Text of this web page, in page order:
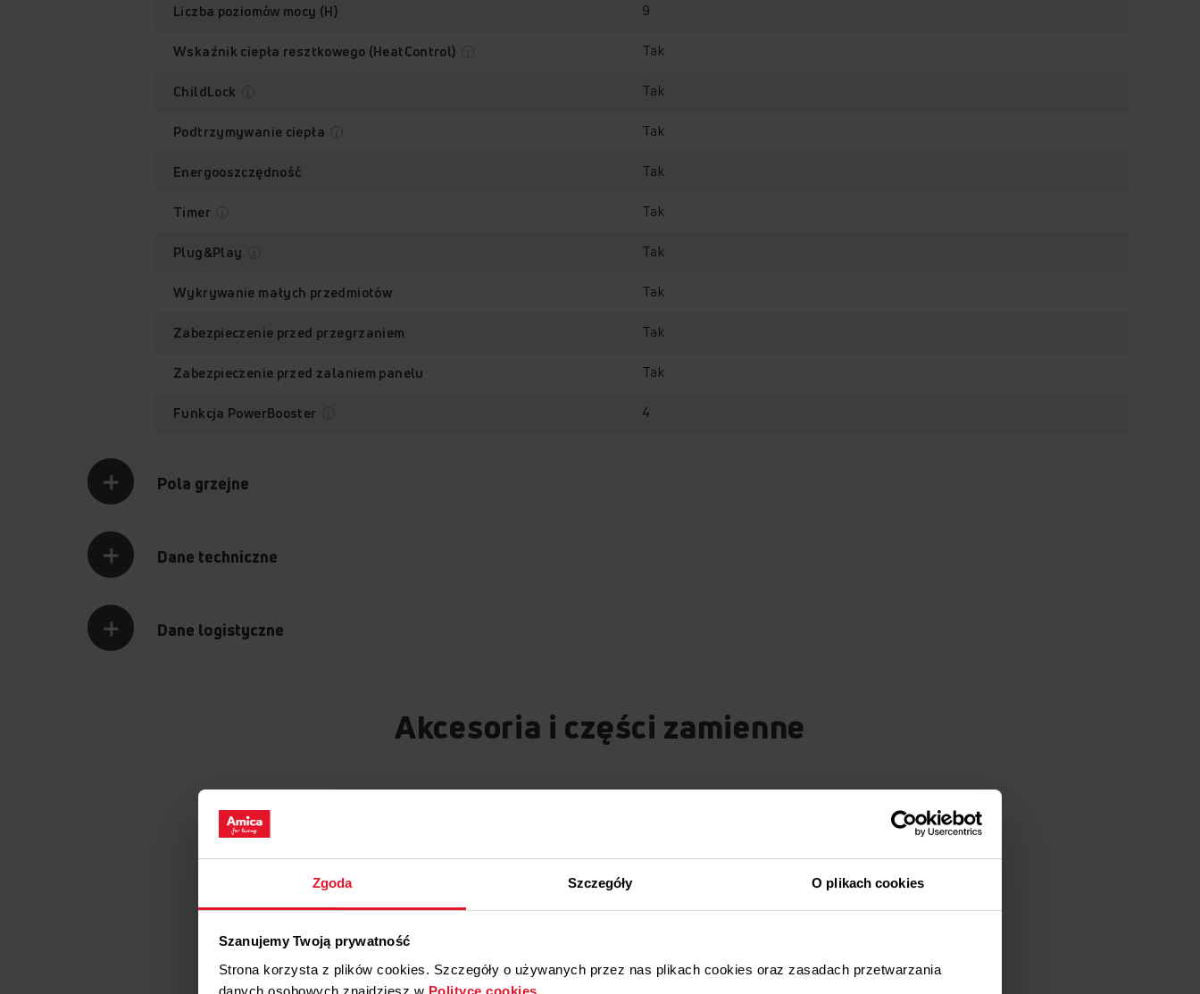
Zgoda Szczegóły O plikach cookies
Szanujemy Twoją prywatność
Strona korzysta z plików cookies. Szczegóły o używanych przez nas plikach cookies oraz zasadach przetwarzania
danych osobowych znajdziesz w Polityce cookies.
Liczba poziomów mocy (H) 9
Wskaźnik ciepła resztkowego (HeatControl) Tak
ChildLock Tak
Podtrzymywanie ciepła Tak
Energooszczędność Tak
Timer Tak
Plug&Play Tak
Wykrywanie małych przedmiotów Tak
Zabezpieczenie przed przegrzaniem Tak
Zabezpieczenie przed zalaniem panelu Tak
Funkcja PowerBooster 4
Pola grzejne
Dane techniczne
Dane logistyczne
Akcesoria i części zamienne
Porównaj